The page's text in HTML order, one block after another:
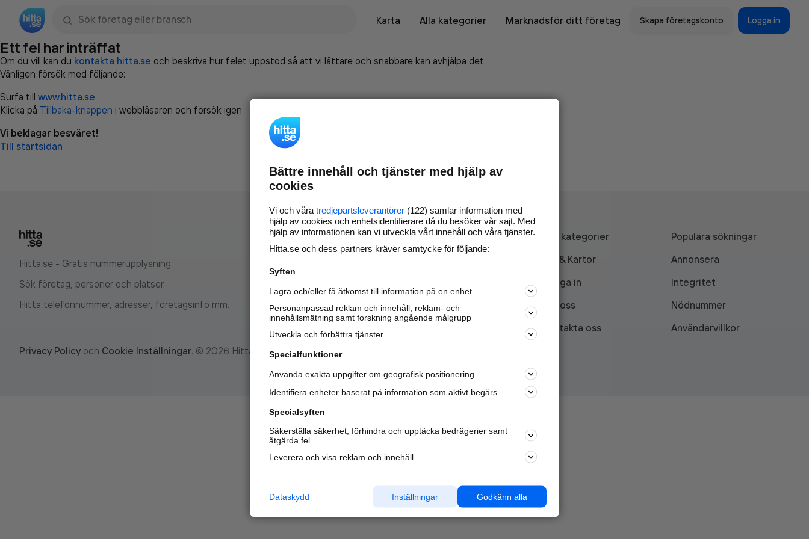
Karta
Alla kategorier Marknadsför ditt företag Skapa företagskonto Logga in
Ett fel har inträffat
Om du vill kan du kontakta hitta.se och beskriva hur felet uppstod så att vi lättare och snabbare kan avhjälpa det.
Vänligen försök med följande:
Surfa till www.hitta.se
Klicka på Tillbaka-knappen i webbläsaren och försök igen
Vi beklagar besväret!
Till startsidan
Hitta.se - Gratis nummerupplysning.
Sök företag, personer och platser.
Hitta telefonnummer, adresser, företagsinfo mm.
Marknadsför företaget på
nya kunder och
samarbetspartners nära dig.
Läs mer här
Alla kategorier
Populära sökningar
API & Kartor
Annonsera
Logga in
Integritet
Om oss
Nödnummer
Kontakta oss
Användarvillkor
Privacy Policy och Cookie Inställningar. © 2026 Hitta.se
Bättre innehåll och tjänster med hjälp av
cookies
Vi och våra tredjepartsleverantörer (122) samlar information med
hjälp av cookies och enhetsidentifierare då du besöker vår sajt. Med
hjälp av informationen kan vi utveckla vårt innehåll och våra tjänster.
Hitta.se och dess partners kräver samtycke för följande:
Syften
Lagra och/eller få åtkomst till information på en enhet
Personanpassad reklam och innehåll, reklam- och
innehållsmätning samt forskning angående målgrupp
Utveckla och förbättra tjänster
Specialfunktioner
Använda exakta uppgifter om geografisk positionering
Identifiera enheter baserat på information som aktivt begärs
Specialsyften
Säkerställa säkerhet, förhindra och upptäcka bedrägerier samt
åtgärda fel
Leverera och visa reklam och innehåll
Godkänn alla
Inställningar
Dataskydd